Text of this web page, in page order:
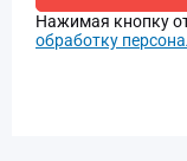
Нажимая кнопку
обработку